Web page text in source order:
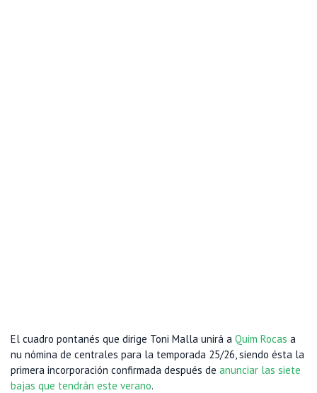
El cuadro pontanés que dirige Toni Malla unirá a Quim Rocas a
nu nómina de centrales para la temporada 25/26, siendo ésta la
primera incorporación confirmada después de anunciar las siete
bajas que tendrán este verano.